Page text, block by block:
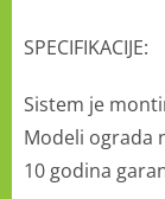
SPECIFIKACIJE:
Sistem je
Modeli ograda
10 godina